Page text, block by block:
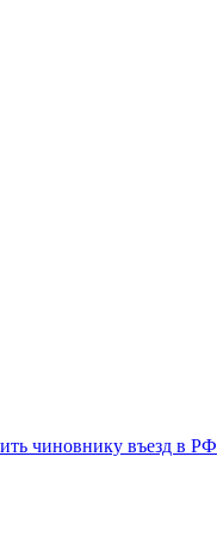
чиновнику въезд в РФ